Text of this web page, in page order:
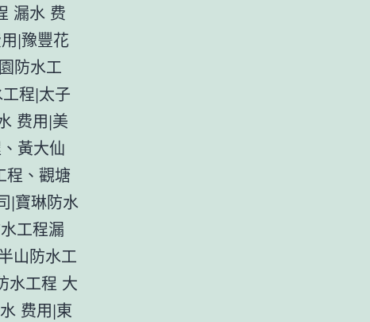
漏水 费
|豫豐花
防水工
程|太子
费用|美
黃大仙
程、觀塘
|寶琳防水
工程漏
山防水工
水工程 大
费用|東